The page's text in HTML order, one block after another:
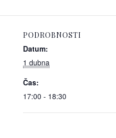
PODROBNOSTI
Datum:
1 dubna
Čas:
17:00 - 18:30